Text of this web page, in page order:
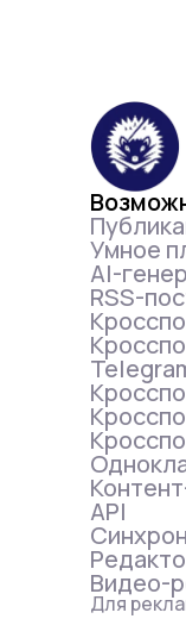
Умное
АІ-
RSS-
API
Видео-
Для